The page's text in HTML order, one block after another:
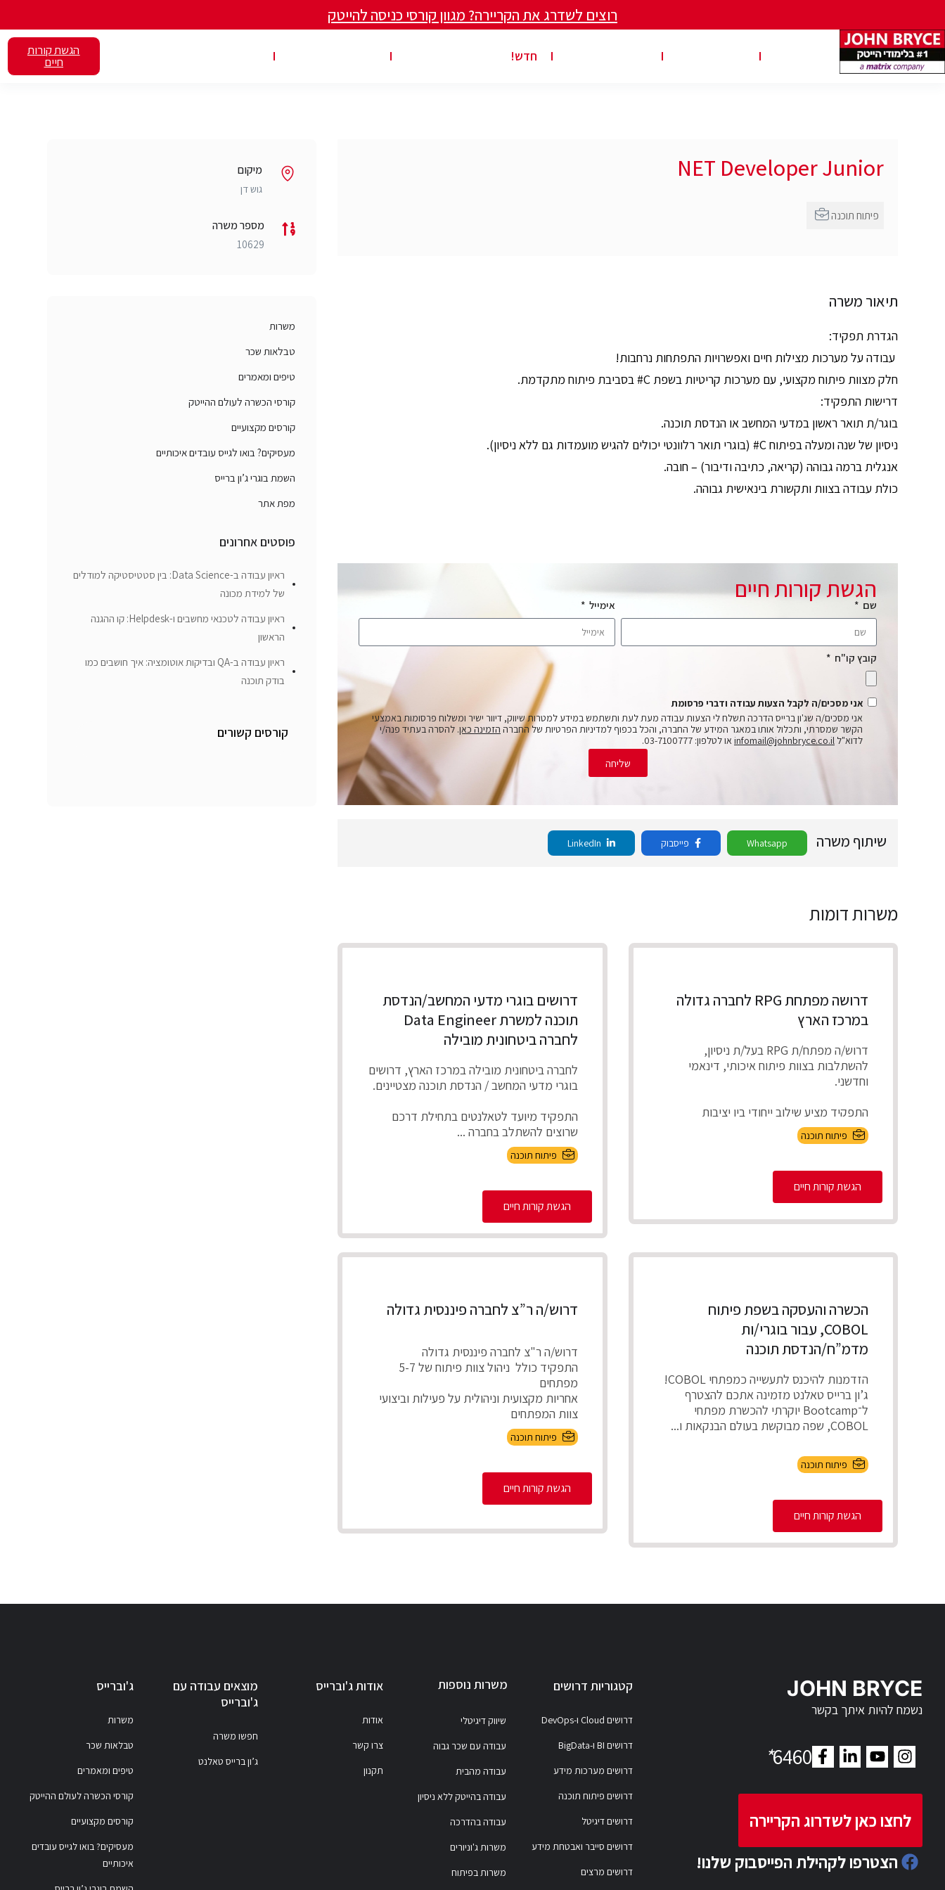
רוצים לשדרג את הקריירה? מגוון קורסי כניסה להייטק
חדש! הגשת קורות
חיים
NET Developer Junior
תיאור משרה
הגדרת תפקיד:
עבודה על מערכות מצילות חיים ואפשרויות התפתחות נרחבות!
חלק מצוות פיתוח מקצועי, עם מערכות קריטיות בשפת C# בסביבת פיתוח מתקדמת.
דרישות התפקיד:
בוגר/ת תואר ראשון במדעי המחשב או הנדסת תוכנה.
ניסיון של שנה ומעלה בפיתוח C# (בוגרי תואר רלוונטי יכולים להגיש מועמדות גם ללא ניסיון).
אנגלית ברמה גבוהה (קריאה, כתיבה ודיבור) – חובה.
כולת עבודה בצוות ותקשורת בינאישית גבוהה.
הגשת קורות חיים
שם אימייל
קובץ קו"ח
אני מסכים/ה לקבל הצעות עבודה ודברי פרסומת
אני מסכים/ה שג'ון ברייס הדרכה תשלח לי הצעות עבודה מעת לעת ותשתמש במידע למטרות שיווק, דיוור ישיר ומשלוח פרסומות באמצעי
הקשר שמסרתי, ותכלול אותו במאגר המידע של החברה, והכל בכפוף למדיניות הפרטיות של החברה הזמינה כאן. להסרה בעתיד פנה/י
לדוא"ל infomail@johnbryce.co.il או לטלפון: 03-7100777.
שליחה
שיתוף משרה Whatsapp פייסבוק
משרות דומות
דרושה מפתחת RPG לחברה גדולה
במרכז הארץ
דרוש/ה מפתח/ת RPG בעל/ת ניסיון,
להשתלבות בצוות פיתוח איכותי, דינאמי
וחדשני.
התפקיד מציע שילוב ייחודי בין יציבות
תעסוקתית ועבודה על מערכו...
פיתוח תוכנה
הגשת קורות חיים
דרושים בוגרי מדעי המחשב/הנדסת
תוכנה למשרת Data Engineer
לחברה ביטחונית מובילה
לחברה ביטחונית מובילה במרכז הארץ, דרושים
בוגרי מדעי המחשב / הנדסת תוכנה מצטיינים.
התפקיד מיועד לטאלנטים בתחילת דרכם
שרוצים להשתלב בחברה ...
פיתוח תוכנה
הגשת קורות חיים
הכשרה והעסקה בשפת פיתוח
COBOL, עבור בוגרי/ות
מדמ”ח/הנדסת תוכנה
הזדמנות להיכנס לתעשייה כמפתחי COBOL!
ג’ון ברייס טאלנט מזמינה אתכם להצטרף
ל־Bootcamp יוקרתי להכשרת מפתחי
COBOL, שפה מבוקשת בעולם הבנקאות ו...
פיתוח תוכנה
הגשת קורות חיים
דרוש/ה ר”צ לחברה פיננסית גדולה
דרוש/ה ר"צ לחברה פיננסית גדולה
התפקיד כולל ניהול צוות פיתוח של 5-7
מפתחים
אחריות מקצועית וניהולית על פעילות וביצועי
צוות המפתחים
חניכה, ...פיתוח תוכנה
הגשת קורות חיים
מיקום
גוש דן
מספר משרה
10629
משרות
טבלאות שכר
טיפים ומאמרים
קורסי הכשרה לעולם ההייטק
קורסים מקצועיים
מעסיקים? בואו לגייס עובדים איכותיים
השמת בוגרי ג’ון ברייס
מפת אתר
פוסטים אחרונים
ראיון עבודה ב-Data Science: בין סטטיסטיקה למודלים
של למידת מכונה
ראיון עבודה לטכנאי מחשבים ו-Helpdesk: קו ההגנה
הראשון
ראיון עבודה ב-QA ובדיקות אוטומציה: איך חושבים כמו
בודק תוכנה
קורסים קשורים
JOHN BRYCE
נשמח להיות איתך בקשר
6460
*
לחצו כאן לשדרוג הקריירה
הצטרפו לקהילת הפייסבוק שלנו!
קטגוריות דרושים
דרושים Cloud ו-DevOps
דרושים BI ו-BigData
דרושים מערכות מידע
דרושים פיתוח תוכנה
דרושים דיגיטל
דרושים סייבר ואבטחת מידע
דרושים מרצים
משרות נוספות
שיווק דיגיטלי
עבודה עם שכר גבוה
עבודה מהבית
עבודה בהייטק ללא ניסיון
עבודה בהדרכה
משרות ג'וניורים
משרות בפיתוח
אודות ג'וברייס
אודות
צרו קשר
תקנון
מוצאים עבודה עם
ג'וברייס
חפשו משרה
ג’ון ברייס טאלנט
ג'וברייס
משרות
טבלאות שכר
טיפים ומאמרים
קורסי הכשרה לעולם ההייטק
קורסים מקצועיים
מעסיקים? בואו לגייס עובדים
איכותיים